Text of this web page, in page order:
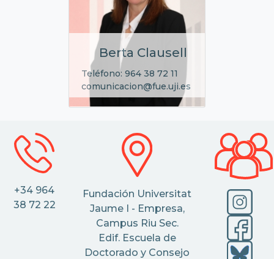
Berta Clausell
Teléfono: 964 38 72 11
comunicacion@fue.uji.es
+34 964
38 72 22
Fundación Universitat
Jaume I - Empresa,
Campus Riu Sec.
Edif. Escuela de
Doctorado y Consejo